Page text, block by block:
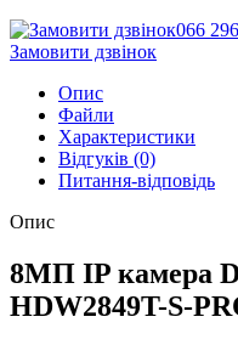
066
Замовити дзвінок
Опис
Файли
Характеристики
Відгуків (0)
Питання-відповідь
Опис
8МП IP камера
HDW2849T-S-